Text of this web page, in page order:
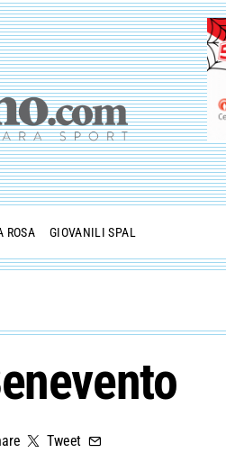
ROSA GIOVANILI SPAL
Tweet